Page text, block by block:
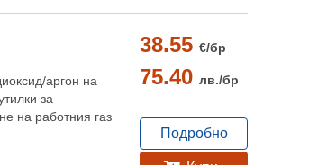
аргон на
за
на работния газ
38.55 €/бр
75.40 лв./бр
Подробно